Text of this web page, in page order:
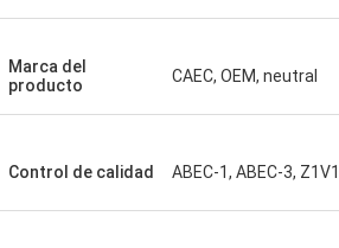
Marca del
producto
CAEC, OEM, neutral
Control de calidad ABEC-1, ABEC-3,